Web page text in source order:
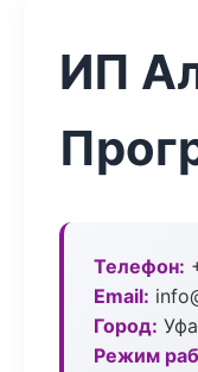
ИП
Телефон:
Email:
Город: Уфа
Режим